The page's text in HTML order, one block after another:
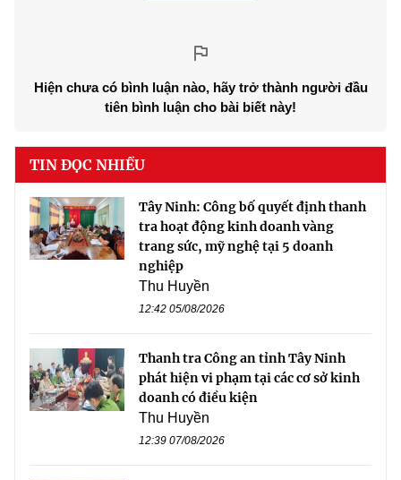
Hiện chưa có bình luận nào, hãy trở thành người đầu
tiên bình luận cho bài biết này!
TIN ĐỌC NHIỀU
Tây Ninh: Công bố quyết định thanh
tra hoạt động kinh doanh vàng
trang sức, mỹ nghệ tại 5 doanh
nghiệp
Thu Huyền
12:42 05/08/2026
Thanh tra Công an tỉnh Tây Ninh
phát hiện vi phạm tại các cơ sở kinh
doanh có điều kiện
Thu Huyền
12:39 07/08/2026